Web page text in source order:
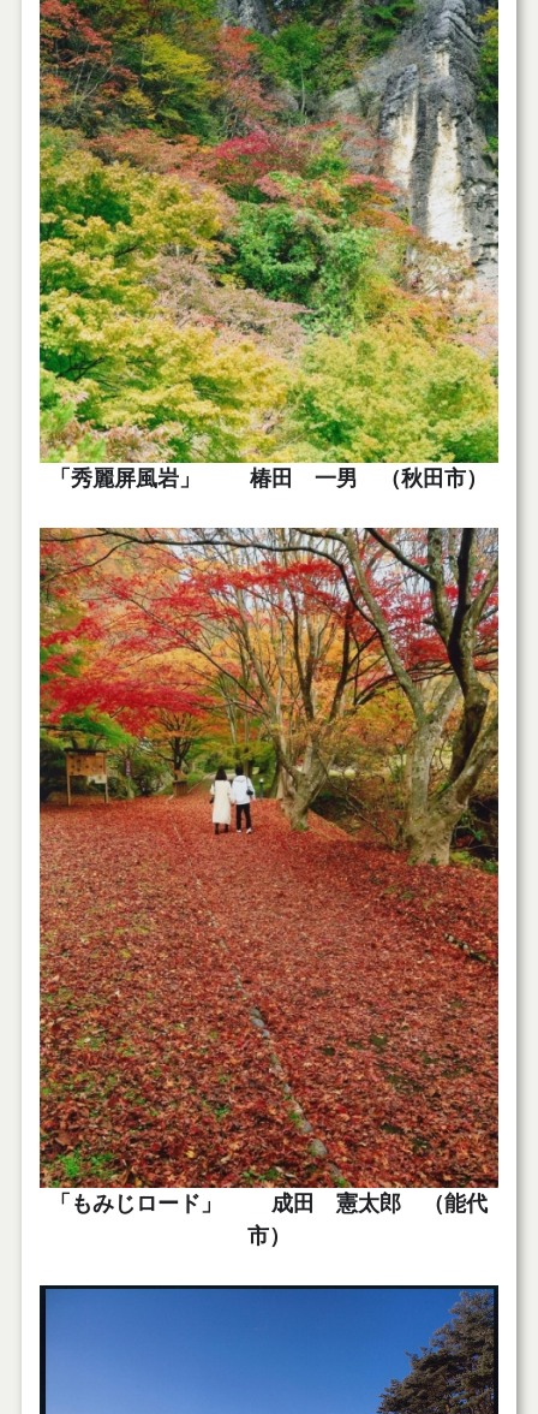
「秀麗屏風岩」 椿田 一男 （秋田市）
「もみじロード」 成田 憲太郎 （能代
市）